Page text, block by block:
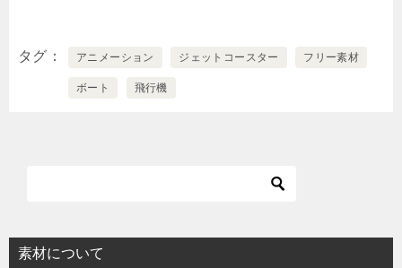
タグ アニメーション ジェットコースター フリー素材
ボート 飛行機
素材について